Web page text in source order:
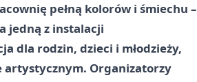
pełną kolorów i śmiechu –
jedną z instalacji
dla rodzin, dzieci i młodzieży,
artystycznym. Organizatorzy